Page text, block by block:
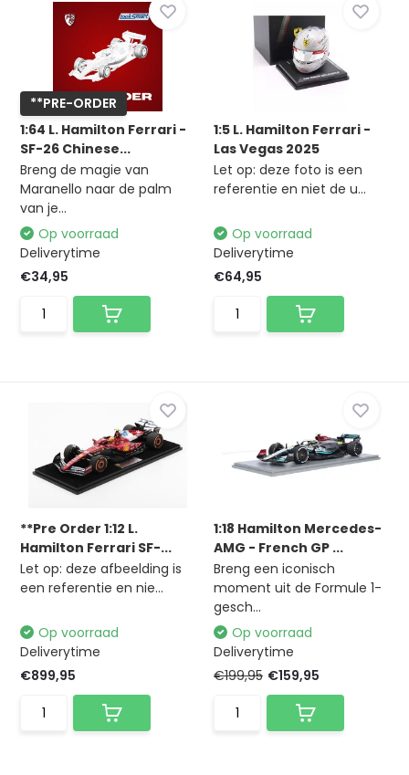
**PRE-ORDER
1:64 L. Hamilton Ferrari -
SF-26 Chinese...
Breng de magie van
Maranello naar de palm
van je...
Op voorraad
Deliverytime
€34,95
1:5 L. Hamilton Ferrari -
Las Vegas 2025
Let op: deze foto is een
referentie en niet de u...
Op voorraad
Deliverytime
€64,95
**Pre Order 1:12 L.
Hamilton Ferrari SF-...
Let op: deze afbeelding is
een referentie en nie...
Op voorraad
Deliverytime
€899,95
1:18 Hamilton Mercedes-
AMG - French GP ...
Breng een iconisch
moment uit de Formule 1-
gesch...
Op voorraad
Deliverytime
€199,95 €159,95